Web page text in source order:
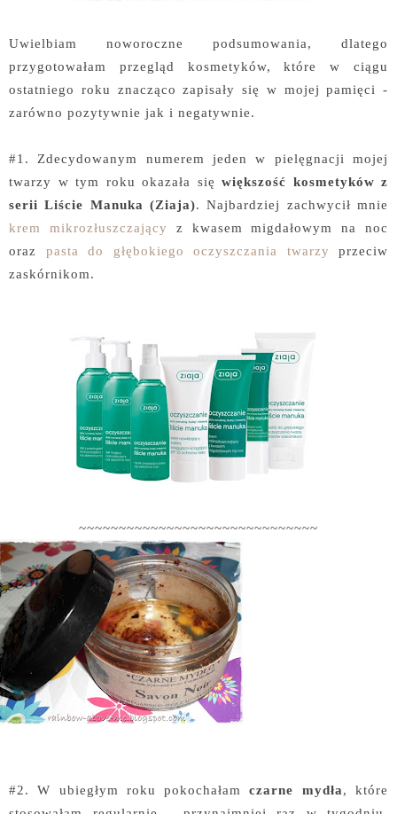
Uwielbiam noworoczne podsumowania, dlatego
przygotowałam przegląd kosmetyków, które w ciągu
ostatniego roku znacząco zapisały się w mojej pamięci -
zarówno pozytywnie jak i negatywnie.
#1. Zdecydowanym numerem jeden w pielęgnacji mojej
twarzy w tym roku okazała się większość kosmetyków z
serii Liście Manuka (Ziaja). Najbardziej zachwycił mnie
krem mikrozłuszczający
z kwasem migdałowym na noc
oraz pasta do głębokiego oczyszczania twarzy przeciw
zaskórnikom.
~~~~~~~~~~~~~~~~~~~~~~~~~~~~~~
#2. W ubiegłym roku pokochałamczarne mydła, które